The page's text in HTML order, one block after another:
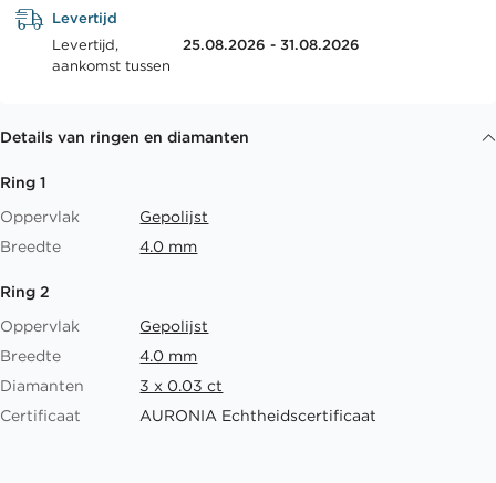
Levertijd
Levertijd,
aankomst tussen
25.08.2026 - 31.08.2026
Details van ringen en diamanten
Ring 1
Oppervlak
Gepolijst
Breedte
4.0 mm
Ring 2
Oppervlak
Gepolijst
Breedte
4.0 mm
Diamanten
3 x 0.03 ct
Certificaat
AURONIA Echtheidscertificaat